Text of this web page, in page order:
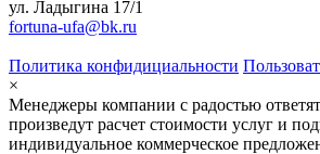
ул. Ладыгина 17/1
fortuna-ufa@bk.ru
Политика конфидициальности
×
Менеджеры компании с радостью
произведут расчет стоимости услуг и
индивидуальное коммерческое